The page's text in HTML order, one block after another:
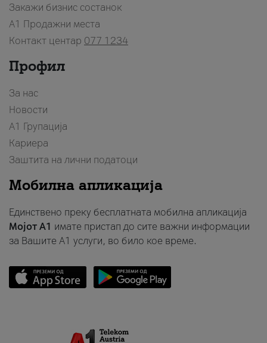
Закажи бизнис состанок
A1 Продажни места
Контакт центар 077 1234
Профил
За нас
Новости
А1 Групација
Кариера
Заштита на лични податоци
Мобилна апликација
Единствено преку бесплатната мобилна апликација
Мојот A1 имате пристап до сите важни информации
за Вашите A1 услуги, во било кое време.